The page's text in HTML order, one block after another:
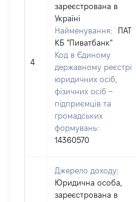
4
зареєстрована в
Україні
Найменування:
ПАТ
КБ "Пиватбанк"
Код в Єдиному
державному реєстрі
юридичних осіб,
фізичних осіб –
підприємців та
громадських
формувань:
14360570
Джерело доходу:
Юридична особа,
зареєстрована в